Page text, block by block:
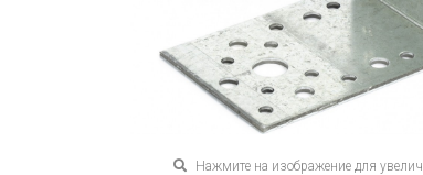
Нажмите на изображение для